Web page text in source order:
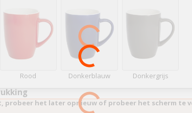
Rood Donkerblauw Donkergrijs
probeer het later opnieuw of probeer het scherm te